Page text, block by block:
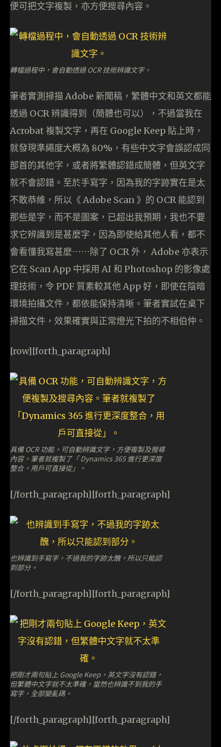
便可把文字複製，亦方便搜尋內容。
轉檔過程中，會自動透過 OCR 技術辨識文字。
筆者實測掃描 Adobe 新聞稿，繁體中文和英文都能
透過 OCR 辨識得到（簡體也可以），不過當我在
Acrobat 複製文字，再在 Google Keep 貼上時，
就發現準繩度大概為 80%，有些中文字會誤認成同
部首的其他字，或者將繁體認錯成簡體，但英文字
就不會認錯。至於手寫字，因為我的字跡實在是太
不敢恭維，所以《 Adobe Scan 》的 OCR 能認到
那些是字，而不是圖案，已超出我預期，我也不要
求它辨識到是甚麼字，因為即使給其他人看，都不
會看懂我寫甚麼⋯⋯除了 OCR 外， Adobe 亦表示
它在 Scan App 中採用 AI 和 Photoshop 的影像處
理技術，令 PDF 質素較其他 App 好，即使在陰暗
環境拍攝文件，都依能保持清晰。筆者實試在桌下
掃描文件，效果確實與正常燈光下拍的不相伯仲。
[row][forth_paragraph]
具備 OCR 功能，可自動辨識文字，方便複製及搜尋
內容。筆者就複製了「 Dynamics 365 進行更深度
整合，用戶可直接從」。
[/forth_paragraph][forth_paragraph]
也辨識到手寫字，不過我的字跡太醜，所以只能認
到部分。
[/forth_paragraph][forth_paragraph]
把剛才兩句貼上 Google Keep，英文字沒有認錯，
但繁體中文字就不太準確，當然也辨識不到我的手
寫字，全部變亂碼。
[/forth_paragraph][forth_paragraph]